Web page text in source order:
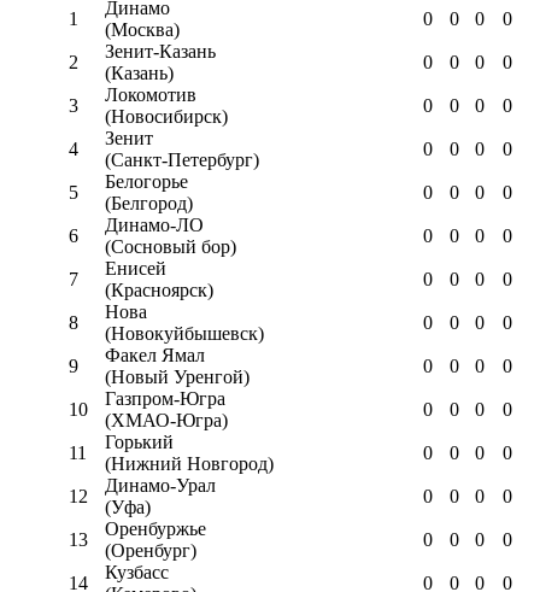
1
Динамо
(Москва)
0 0 0 0
2
Зенит-Казань
(Казань)
0 0 0 0
3
Локомотив
(Новосибирск)
0 0 0 0
4
Зенит
(Санкт-Петербург)
0 0 0 0
5
Белогорье
(Белгород)
0 0 0 0
6
Динамо-ЛО
(Сосновый бор)
0 0 0 0
7
Енисей
(Красноярск)
0 0 0 0
8
Нова
(Новокуйбышевск)
0 0 0 0
9
Факел Ямал
(Новый Уренгой)
0 0 0 0
10
Газпром-Югра
(ХМАО-Югра)
0 0 0 0
11
Горький
(Нижний Новгород)
0 0 0 0
12
Динамо-Урал
(Уфа)
0 0 0 0
13
Оренбуржье
(Оренбург)
0 0 0 0
14
Кузбасс
0 0 0 0